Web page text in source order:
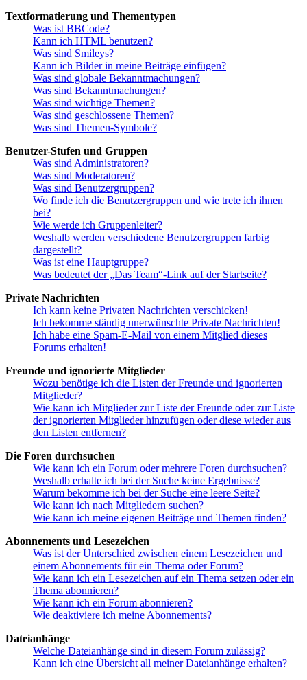
Textformatierung und Thementypen
Was ist BBCode?
Kann ich HTML benutzen?
Was sind Smileys?
Kann ich Bilder in meine Beiträge einfügen?
Was sind globale Bekanntmachungen?
Was sind Bekanntmachungen?
Was sind wichtige Themen?
Was sind geschlossene Themen?
Was sind Themen-Symbole?
Benutzer-Stufen und Gruppen
Was sind Administratoren?
Was sind Moderatoren?
Was sind Benutzergruppen?
Wo finde ich die Benutzergruppen und wie trete ich ihnen
bei?
Wie werde ich Gruppenleiter?
Weshalb werden verschiedene Benutzergruppen farbig
dargestellt?
Was ist eine Hauptgruppe?
Was bedeutet der „Das Team“-Link auf der Startseite?
Private Nachrichten
Ich kann keine Privaten Nachrichten verschicken!
Ich bekomme ständig unerwünschte Private Nachrichten!
Ich habe eine Spam-E-Mail von einem Mitglied dieses
Forums erhalten!
Freunde und ignorierte Mitglieder
Wozu benötige ich die Listen der Freunde und ignorierten
Mitglieder?
Wie kann ich Mitglieder zur Liste der Freunde oder zur Liste
der ignorierten Mitglieder hinzufügen oder diese wieder aus
den Listen entfernen?
Die Foren durchsuchen
Wie kann ich ein Forum oder mehrere Foren durchsuchen?
Weshalb erhalte ich bei der Suche keine Ergebnisse?
Warum bekomme ich bei der Suche eine leere Seite?
Wie kann ich nach Mitgliedern suchen?
Wie kann ich meine eigenen Beiträge und Themen finden?
Abonnements und Lesezeichen
Was ist der Unterschied zwischen einem Lesezeichen und
einem Abonnements für ein Thema oder Forum?
Wie kann ich ein Lesezeichen auf ein Thema setzen oder ein
Thema abonnieren?
Wie kann ich ein Forum abonnieren?
Wie deaktiviere ich meine Abonnements?
Dateianhänge
Welche Dateianhänge sind in diesem Forum zulässig?
Kann ich eine Übersicht all meiner Dateianhänge erhalten?